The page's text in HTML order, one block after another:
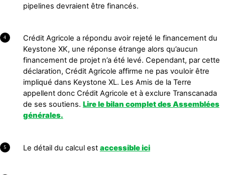
pipelines devraient être financés.
4
Crédit Agricole a répondu avoir rejeté le financement du
Keystone XK, une réponse étrange alors qu’aucun
financement de projet n’a été levé. Cependant, par cette
déclaration, Crédit Agricole affirme ne pas vouloir être
impliqué dans Keystone XL. Les Amis de la Terre
appellent donc Crédit Agricole et à exclure Transcanada
de ses soutiens. Lire le bilan complet des Assemblées
générales.
5 Le détail du calcul est accessible ici